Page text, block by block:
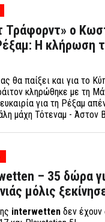
Τράφορντ» ο
Η κλήρωση
θα παίξει και για το
κληρώθηκε με τη
για τη Ρέξαμ
μάχη Τότεναμ - Άστον
– 35 δώρα
μόλις
interwetten δεν έχουν